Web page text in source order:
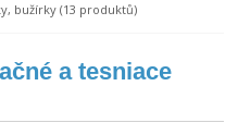
bužírky (13 produktů)
a tesniace